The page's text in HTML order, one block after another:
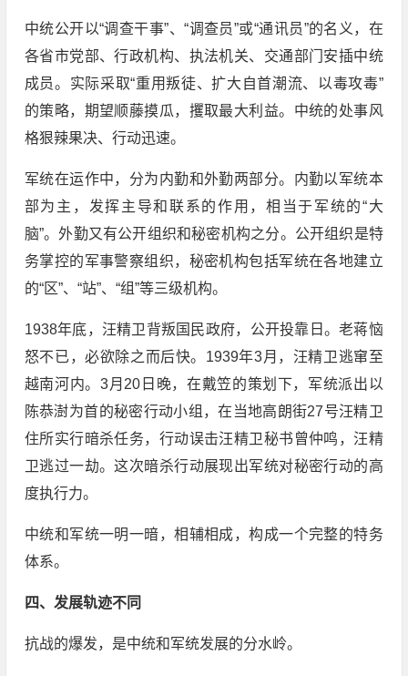
中统公开以“调查干事”、“调查员”或“通讯员”的名义，在
各省市党部、行政机构、执法机关、交通部门安插中统
成员。实际采取“重用叛徒、扩大自首潮流、以毒攻毒”
的策略，期望顺藤摸瓜，攫取最大利益。中统的处事风
格狠辣果决、行动迅速。
军统在运作中，分为内勤和外勤两部分。内勤以军统本
部为主，发挥主导和联系的作用，相当于军统的“大
脑”。外勤又有公开组织和秘密机构之分。公开组织是特
务掌控的军事警察组织，秘密机构包括军统在各地建立
的“区”、“站”、“组”等三级机构。
1938年底，汪精卫背叛国民政府，公开投靠日。老蒋恼
怒不已，必欲除之而后快。1939年3月，汪精卫逃窜至
越南河内。3月20日晚，在戴笠的策划下，军统派出以
陈恭澍为首的秘密行动小组，在当地高朗街27号汪精卫
住所实行暗杀任务，行动误击汪精卫秘书曾仲鸣，汪精
卫逃过一劫。这次暗杀行动展现出军统对秘密行动的高
度执行力。
中统和军统一明一暗，相辅相成，构成一个完整的特务
体系。
四、发展轨迹不同
抗战的爆发，是中统和军统发展的分水岭。